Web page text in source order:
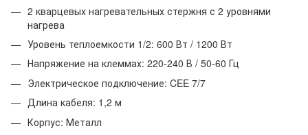
2 кварцевых нагревательных стержня с 2 уровнями
нагрева
Уровень теплоемкости 1/2: 600 Вт / 1200 Вт
Напряжение на клеммах: 220-240 В / 50-60 Гц
Электрическое подключение: CEE 7/7
Длина кабеля: 1,2 м
Корпус: Металл